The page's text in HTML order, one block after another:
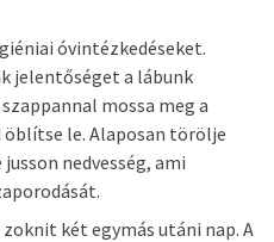
óvintézkedéseket.
jelentőséget a lábunk
mossa meg a
le. Alaposan törölje
nedvesség, ami
két egymás utáni nap. A